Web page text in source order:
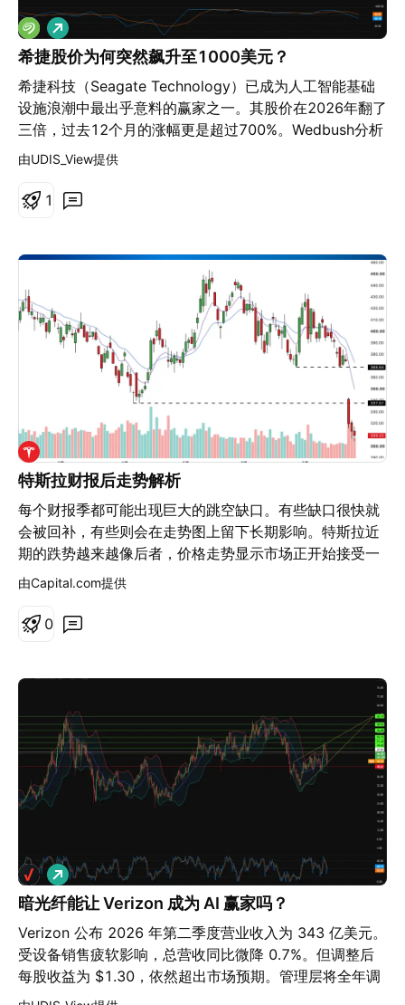
Pillsbury 及其北美餐饮服务业务，在冷藏或冷冻面团和外
出烘焙产品领域展开竞争。 Marzetti 还面临着来自超市
自有品牌和餐饮服务分销商自有品牌酱料和调味品的激烈
竞争；该公司认为价格、质量、创新、品牌知名度、营销
和客户服务是主要的竞争因素。 6. 影响利润增长的外部和
内部因素 外部因素： Marzetti 全国连锁客户的餐厅客流
的需求持续增长，以及大豆油、面粉、乳制品原料、包装
和运输价格下降，都可能促进利润增长。 2025 财年，多
家连锁餐厅客户需求的强劲增长支撑了餐饮服务销售，而
费者对新授权产品的接受度仍然是潜在的外部销量驱动因
素，但该公司也提醒说，需求取决于美国的经济状况和消
费者的行为。 内部因素： Marzetti 可以通过节约成本的
计划、产品创新、分销扩张以及利用餐厅关系将授权产品
推向食品零售市场来提高利润。 2025 年 2 月收购的亚特
兰大制造工厂旨在提高效率、产能、更贴近客户以及供应
链的韧性。 最近推出的产品包括无麸质的纽约面包店蒜蓉
面包、德州路边餐厅面包卷、Marzetti Protein Ranch 产
品以及新授权的沙拉酱品种。 Bachan's 通过更广泛的分
销渠道、新的渠道、相邻的酱料类别以及 Marzetti 的生
产和烹饪能力，提供了另一个增长平台。 2026 年 3 月季
度，尽管合并销售额下降，但成本节约仍帮助毛利率提高
了约 50 个基点。 7. 导致利润下降的外部和内部因素 外
部威胁： Marzetti 面临大豆油、面粉、甜味剂、乳制
品、鸡蛋、树脂包装、货运、能源和劳动力价格上涨和波
动的风险。 关税、制裁、地缘政治动荡和全球大宗商品流
马泽蒂降低价格或增加促销支出，而零售商的整合和自有
或整体食物摄入量（包括与减肥药物相关的变化），则需
求也可能下降。 食品安全、标签和环境法规增加了合规性
和召回风险。 内部弱点： 客户和合作伙伴集中度较高：
Chick-fil-A 相关销售额占 2025 财年合并收入的 29%，
而沃尔玛占 19%。 任何一方关系的减弱都可能对利用率
和收益产生重大影响。 一些重要的零售产品依赖于固定期
限的许可协议，这些协议可能会终止或不再续签。 巴坎的
收购带来了整合和执行风险，部分资金来自 2 亿美元的定
期贷款，这增加了利息支出并降低了资产负债表的灵活
性。 Marzetti 还在人员、信息技术和收购活​​动方面投入
更多资金；2026 年 3 月季度的销售、一般及行政费用增
长了 9.5%，导致报告的营业收入下降，尽管毛利润有所
提高。 生产中断、网络安全事件、产品召回或创新失败都
可能进一步降低盈利能力。 8. 管理层稳定性 过去五年的
如今来自于知名企业客户，而非试点项目。AT&T 于 2026
年 7 月扩大了合同，并将退火求解器嵌入实时网络系统
中，将优化任务的时间从 60 分钟缩短至 15 秒以内。巴
斯夫（BASF）将混合量子软件应用于液体灌装厂，将调度
时间从 10 小时缩短至 5 秒，同时将产品延迟率降低了
14%。IDC 在其 2026 年量子计算评估中将 D-Wave 评
为“领导者”（Leader）。 政府需求增加了第二个稀释性较
低的收入渠道。美国商务部签署了一份意向书，建议根据
与向政府发行的 1 亿美元普通股挂钩，用于资助佛罗里达
格，一套 Advantage2 系统现已在阿拉巴马州的
Davidson Technologies 运行，用于导弹防御和物流工
作。D-Wave 还于 2026 年 7 月将其上市地点转移至纳斯
达克，改善了机构投资者的准入条件。Benchmark 保持
“买入”评级，目标价为 30 美元，Rosenblatt 重申“买入”
评级，目标价为 43 美元。投资者关心的核心问题是，订
单积压转化为收入的速度能否赶上现金消耗的速度。
希捷股价为何突然飙升至1000美元？
希捷科技（Seagate Technology）已成为人工智能基础
设施浪潮中最出乎意料的赢家之一。其股价在2026年翻了
三倍，过去12个月的涨幅更是超过700%。Wedbush分析
师Matt Bryson将其目标价上调至1,000美元，而华尔街的
四财季每股收益接近4.89美元，而管理层的指导预期为
破了多年来仅为个位数的局限。 需求爆发是结构性的，而
非周期性的。生成式人工智能模型在训练和部署过程中需
要艾字节（Exabyte）级别的存储容量，目前云数据中心
贡献了希捷约80%的收入。超大规模客户必须提前锁定产
能，否则将面临服务器部署延迟的风险，这赋予了希捷罕
见的议价筹码。到2027日历年年底的产能已被全部预订，
长期协议甚至延伸至2028年。这些合同将原本波动剧烈的
硬件业务转化为更具可预测性的现金流。行业预测显示，
到2034年，全球存储市场规模将达到约9,850亿美元。
技术是其核心护城河。Mozaic 3+ 平台利用热辅助磁记录
（HAMR）技术打破了限制传统介质的密度上限。铁铂超
晶格结构稳定了不断缩小的磁粒，而纳光子激光器和等离
子体写入器则将表面加热到光学衍射极限以下。量子自旋
电子读取器和定制的12nm控制器构成了完整的技术栈。
单盘面密度已超过3TB，接下来的目标是4TB和5TB。每
TB的功耗降低了40%，隐含碳排放量减少了55%。 空头
件行业的普遍标准，不过其0.5的PEG比率表明增长仍能支
润率。随着闪存成本的下降，长期来看可能会侵蚀近线硬
盘的市场份额。监管历史也是隐患，包括因违规向华为出
货而被BIS处以创纪录的3亿美元罚款，以及在2026年达
成的1.75亿美元股东诉讼和解。HAMR技术的完美执行仍
是决定性的变量。
做
多
由UDIS_View提供
1
特斯拉财报后走势解析
每个财报季都可能出现巨大的跳空缺口。有些缺口很快就
会被回补，有些则会在走势图上留下长期影响。特斯拉近
期的跌势越来越像后者，价格走势显示市场正开始接受一
个截然不同的估值水平。 对于本周关注特斯拉的交易者而
言，焦点已不再是财报本身，而是价格将如何围绕那些已
经失守的重要技术位运行。 不同以往的技术面格局 特斯
拉此次财报令市场失望，原因不止一项。虽然营收表现优
AI 相关支出显著增加，迫使投资者重新评估公司长期愿景
与短期盈利能力之间的平衡。 这种重新定价几乎立即反映
在股价走势上。 特斯拉日线K线图 过往表现并不代表未来
结果。 特斯拉并未在首个明显支撑区吸引买盘，反而一路
跌破多个重要价位，包括 4 月低点。此次下跌伴随着今年
以来最显著的成交量放大之一，显示市场参与广泛，而非
仅是短暂的恐慌性抛售。 后续走势同样值得关注。股价在
跳空下跌后并未出现强劲反弹，反而在周四交易时段持续
走低，并以当日低点附近收盘。买盘承接意愿不足，显示
市场目前正逐渐接受较低的价格区间，而非将此次下跌视
为过度反应。 下一次反弹，或许才是真正的交易机会 下
一波反弹的表现，很可能比财报跳空本身更具参考价值。
当市场真正完成重新定价时，价格通常不会一路直线收复
失地。更常见的情况是先进入整理，再观察买方是否愿意
在更高价位承接卖压，或卖方是否仍将每一次反弹视为降
由Capital.com提供
0
暗光纤能让 Verizon 成为 AI 赢家吗？
Verizon 公布 2026 年第二季度营业收入为 343 亿美元。
受设备销售疲软影响，总营收同比微降 0.7%。但调整后
每股收益为 $1.30，依然超出市场预期。管理层将全年调
整后每股收益指引上调至 $4.99 至 $5.04 之间。90 亿美
做
多